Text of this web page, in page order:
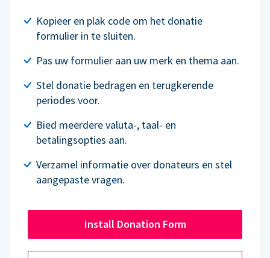
Kopieer en plak code om het donatie
formulier in te sluiten.
Pas uw formulier aan uw merk en thema aan.
Stel donatie bedragen en terugkerende
periodes voor.
Bied meerdere valuta-, taal- en
betalingsopties aan.
Verzamel informatie over donateurs en stel
aangepaste vragen.
Install Donation Form